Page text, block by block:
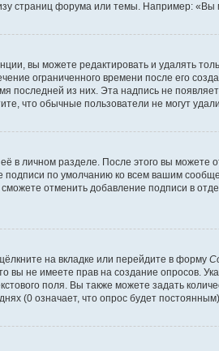
страниц форума или темы. Например:
вы можете редактировать и удалять
ограниченного времени после его
последней из них. Эта надпись не
что обычные пользователи не могут
в личном разделе. После этого вы можете
по умолчанию ко всем вашим
отменить добавление подписи в
на вкладке или перейдите в форму
вы не имеете прав на создание опросов.
поля. Вы также можете задать
(0 означает, что опрос будет